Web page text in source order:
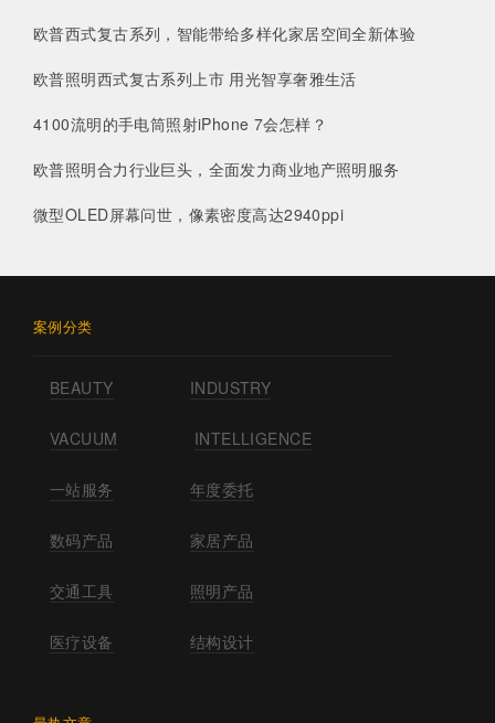
欧普西式复古系列，智能带给多样化家居空间全新体验
欧普照明西式复古系列上市 用光智享奢雅生活
4100流明的手电筒照射iPhone 7会怎样？
欧普照明合力行业巨头，全面发力商业地产照明服务
微型OLED屏幕问世，像素密度高达2940ppi
案例分类
BEAUTY INDUSTRY
VACUUM INTELLIGENCE
一站服务 年度委托
数码产品 家居产品
交通工具 照明产品
医疗设备 结构设计